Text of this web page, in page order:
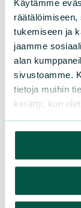
Käytämme
tukemiseen ja
jaamme
alan
sivustoamme.
tietoja muihin
kerätty, kun
piirit
Etelä-
Etelä-
Etelä-
Kainuu
Keski-